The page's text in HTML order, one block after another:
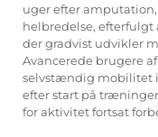
uger efter
helbredelse,
der gradvist udvikler
Avancerede brugere
selvstændig mobilitet
efter start på
for aktivitet fortsat